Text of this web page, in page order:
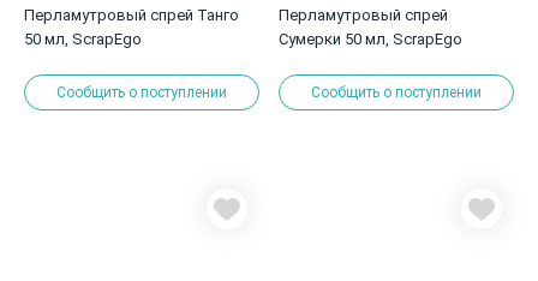
Перламутровый спрей Танго
50 мл, ScrapEgo
Сообщить о поступлении
Перламутровый спрей
Сумерки 50 мл, ScrapEgo
Сообщить о поступлении